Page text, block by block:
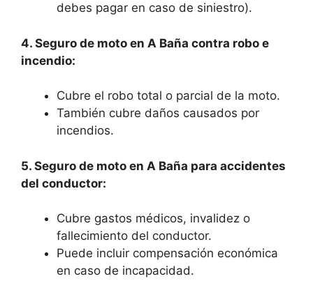
debes pagar en caso de siniestro).
4. Seguro de moto en A Baña contra robo e
incendio:
Cubre el robo total o parcial de la moto.
También cubre daños causados por
incendios.
5. Seguro de moto en A Baña para accidentes
del conductor:
Cubre gastos médicos, invalidez o
fallecimiento del conductor.
Puede incluir compensación económica
en caso de incapacidad.